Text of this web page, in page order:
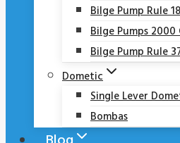
Bilge Pump Rule
Bilge Pumps 2000
Bilge Pump Rule
Dometic
Single Lever
Bombas